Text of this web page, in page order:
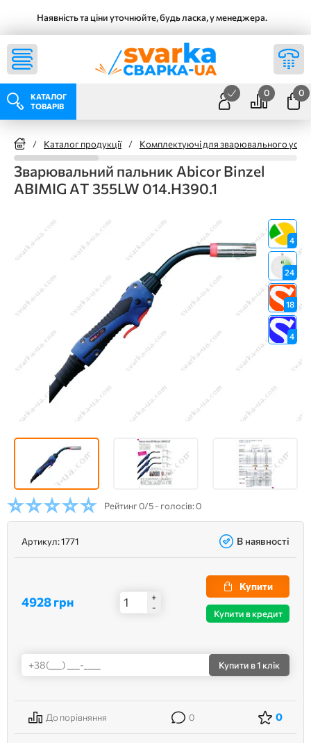
Наявність та ціни уточнюйте, будь ласка, у менеджера.
КАТАЛОГ
ТОВАРІВ
0 0
/ Каталог продукції / Комплектуючі для зварювального
Зварювальний пальник Abicor Binzel
ABIMIG АT 355LW 014.H390.1
4
24
18
4
Рейтинг0/5 - голосів: 0
Артикул:1771 В наявності
4928 грн
+
-
Купити
Купити в кредит
Купити в 1 клік
До порівняння 0 0